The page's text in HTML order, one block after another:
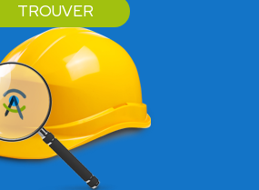
TROUVER